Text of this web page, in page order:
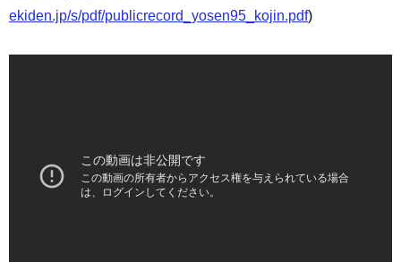
ekiden.jp/s/pdf/publicrecord_yosen95_kojin.pdf)